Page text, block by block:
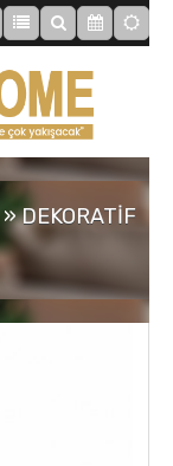
»DEKORATİF